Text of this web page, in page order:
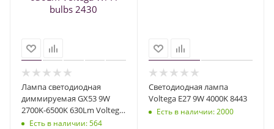
Лампа светодиодная
диммируемая GX53 9W
2700K-6500K 630Lm Voltega
Wi-Fi bulbs 2430
Есть в наличии: 564
Светодиодная лампа
Voltega E27 9W 4000K 8443
Есть в наличии: 2000